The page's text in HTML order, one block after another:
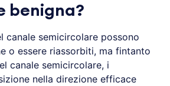
benigna?
canale semicircolare possono
o essere riassorbiti, ma fintanto
canale semicircolare, i
nella direzione efficace